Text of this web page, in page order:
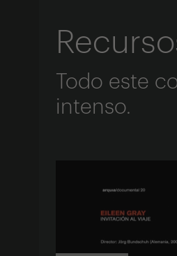
Todo este
intenso.